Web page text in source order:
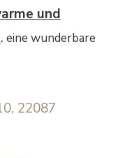
und
. eine wunderbare
22087